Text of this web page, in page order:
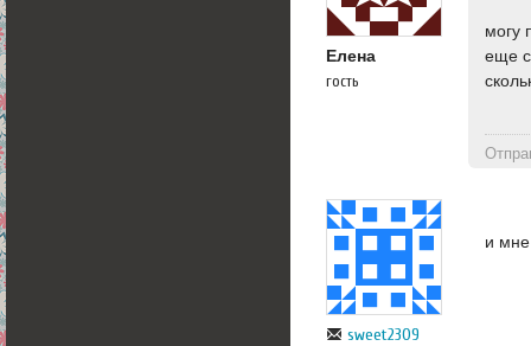
Елена
гость
могу
еще
sweet2309
и мне